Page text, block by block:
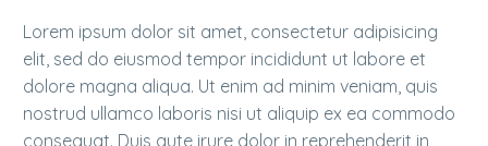
Lorem ipsum dolor sit amet, consectetur adipisicing
elit, sed do eiusmod tempor incididunt ut labore et
dolore magna aliqua. Ut enim ad minim veniam, quis
nostrud ullamco laboris nisi ut aliquip ex ea commodo
consequat. Duis aute irure dolor in reprehenderit in